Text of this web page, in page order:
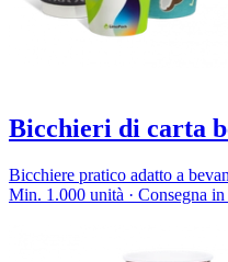
Bicchieri di carta
Bicchiere pratico adatto a
Min. 1.000 unità · Consegna in